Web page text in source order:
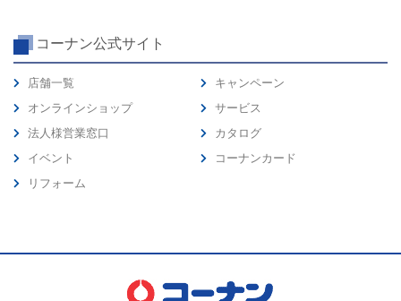
コーナン公式サイト
店舗一覧
オンラインショップ
法人様営業窓口
イベント
リフォーム
キャンペーン
サービス
カタログ
コーナンカード